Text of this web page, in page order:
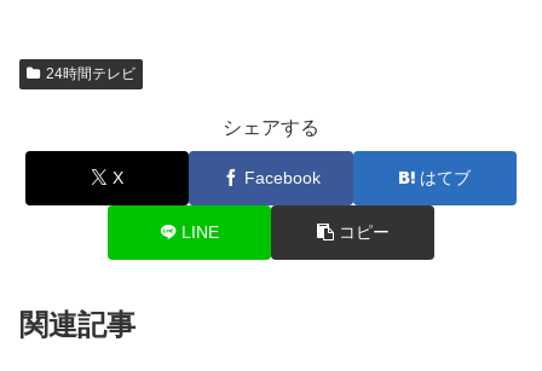
24時間テレビ
シェアする
X Facebook はてブ
LINE コピー
関連記事